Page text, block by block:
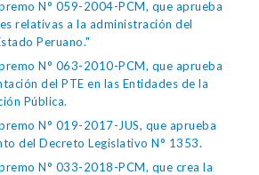
N° 059-2004-PCM, que aprueba
relativas a la administración del
Peruano."
N° 063-2010-PCM, que aprueba
del PTE en las Entidades de la
Pública.
N° 019-2017-JUS, que aprueba
del Decreto Legislativo N° 1353.
N° 033-2018-PCM, que crea la